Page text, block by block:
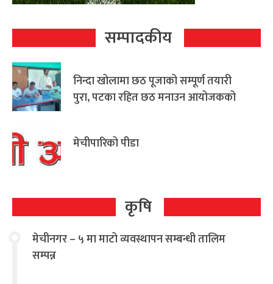
सम्पादकीय
निन्दा खोलामा छठ पूजाको सम्पूर्ण तयारी
पुरा, पटका रहित छठ मनाउन आयोजकको
मेचीपारिको पीडा
कृषि
मेचीनगर – ५ मा माटो व्यवस्थापन सम्बन्धी तालिम
सम्पन्न